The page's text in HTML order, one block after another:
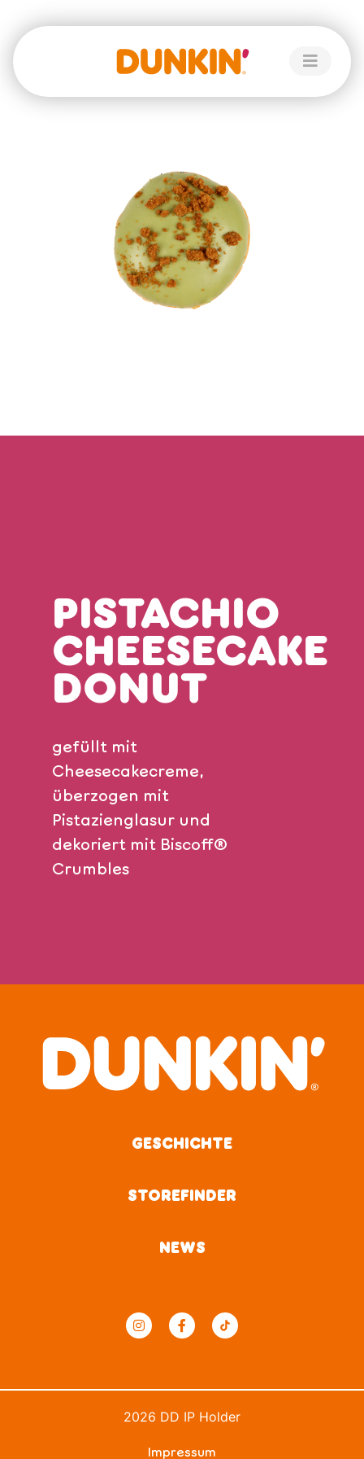
PISTACHIO
CHEESECAKE
DONUT
gefüllt mit
Cheesecakecreme,
überzogen mit
Pistazienglasur und
dekoriert mit Biscoff®
Crumbles
GESCHICHTE
STOREFINDER
NEWS
2026 DD IP Holder
Impressum